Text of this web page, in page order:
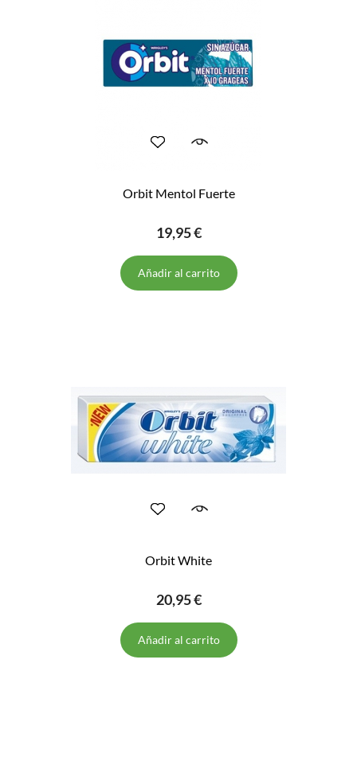
Orbit Mentol Fuerte
19,95 €
Añadir al carrito
Orbit White
20,95 €
Añadir al carrito